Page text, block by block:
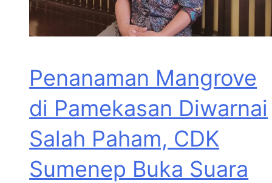
Penanaman Mangrove
di Pamekasan Diwarnai
Salah Paham, CDK
Sumenep Buka Suara